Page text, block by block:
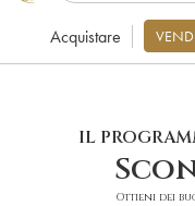
Acquistare
IL
Ottieni dei